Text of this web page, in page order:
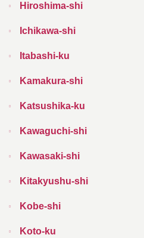
Hiroshima-shi
Ichikawa-shi
Itabashi-ku
Kamakura-shi
Katsushika-ku
Kawaguchi-shi
Kawasaki-shi
Kitakyushu-shi
Kobe-shi
Koto-ku